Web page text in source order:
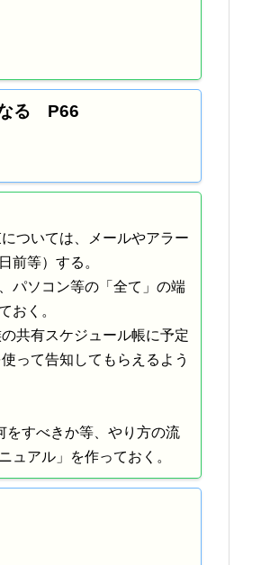
なる P66
ついては、メールやアラー
前等）する。
パソコン等の「全て」の端
おく。
共有スケジュール帳に予定
って告知してもらえるよう
をすべきか等、やり方の流
ュアル」を作っておく。